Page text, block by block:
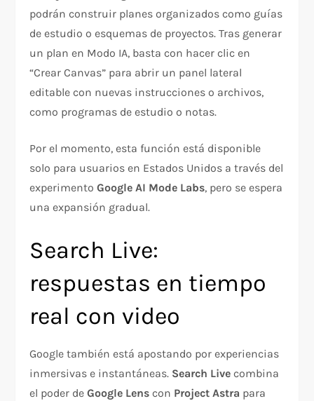
podrán construir planes organizados como guías
de estudio o esquemas de proyectos. Tras generar
un plan en Modo IA, basta con hacer clic en
“Crear Canvas” para abrir un panel lateral
editable con nuevas instrucciones o archivos,
como programas de estudio o notas.
Por el momento, esta función está disponible
solo para usuarios en Estados Unidos a través del
experimentoGoogle AI Mode Labs, pero se espera
una expansión gradual.
Search Live:
respuestas en tiempo
real con video
Google también está apostando por experiencias
inmersivas e instantáneas. Search Live combina
el poder deGoogle Lens con Project Astra para